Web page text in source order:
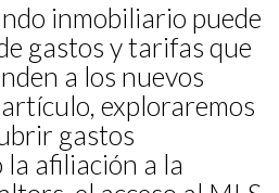
inmobiliario puede
gastos y tarifas que
a los nuevos
exploraremos
gastos
la afiliación a la